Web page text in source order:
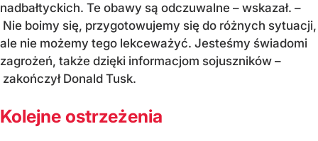
nadbałtyckich. Te obawy są odczuwalne – wskazał. –
Nie boimy się, przygotowujemy się do różnych sytuacji,
ale nie możemy tego lekceważyć. Jesteśmy świadomi
zagrożeń, także dzięki informacjom sojuszników –
zakończył Donald Tusk.
Kolejne ostrzeżenia